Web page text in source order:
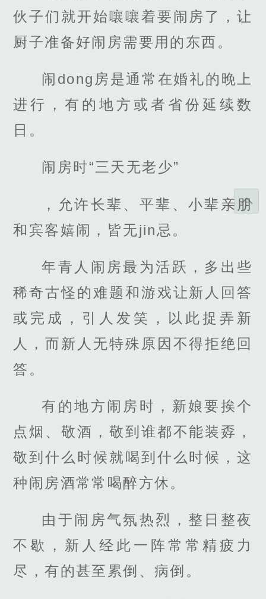
伙子们就开始嚷嚷着要闹房了，让
厨子准备好闹房需要用的东西。
闹dong房是通常在婚礼的晚上
进行，有的地方或者省份延续数
日。
闹房时“三天无老少”
，允许长辈、平辈、小辈亲朋
和宾客嬉闹，皆无jin忌。
年青人闹房最为活跃，多出些
稀奇古怪的难题和游戏让新人回答
或完成，引人发笑，以此捉弄新
人，而新人无特殊原因不得拒绝回
答。
有的地方闹房时，新娘要挨个
点烟、敬酒，敬到谁都不能装孬，
敬到什么时候就喝到什么时候，这
种闹房酒常常喝醉方休。
由于闹房气氛热烈，整日整夜
不歇，新人经此一阵常常精疲力
尽，有的甚至累倒、病倒。